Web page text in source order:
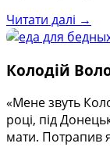
Читати далі →
Колодій
«Мене звуть
році, під
мати. Потрапив